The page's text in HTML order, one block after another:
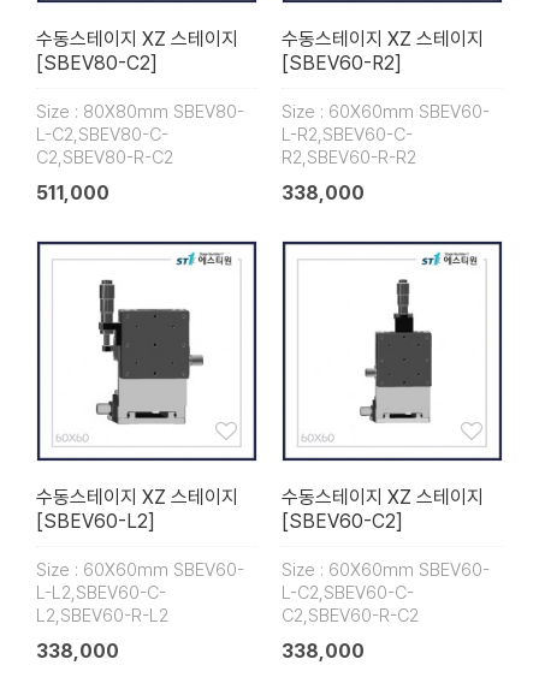
수동스테이지 XZ 스테이지
[SBEV80-C2]
Size : 80X80mm SBEV80-
L-C2,SBEV80-C-
C2,SBEV80-R-C2
511,000
수동스테이지 XZ 스테이지
[SBEV60-R2]
Size : 60X60mm SBEV60-
L-R2,SBEV60-C-
R2,SBEV60-R-R2
338,000
수동스테이지 XZ 스테이지
[SBEV60-L2]
Size : 60X60mm SBEV60-
L-L2,SBEV60-C-
L2,SBEV60-R-L2
338,000
수동스테이지 XZ 스테이지
[SBEV60-C2]
Size : 60X60mm SBEV60-
L-C2,SBEV60-C-
C2,SBEV60-R-C2
338,000